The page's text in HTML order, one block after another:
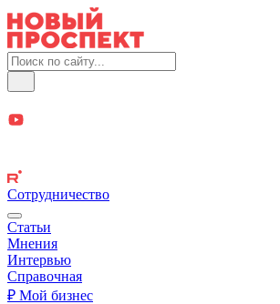
Сотрудничество
Статьи
Мнения
Интервью
Справочная
₽ Мой бизнес